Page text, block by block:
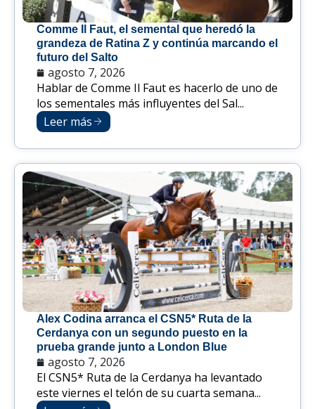
Comme Il Faut, el semental que heredó la
grandeza de Ratina Z y continúa marcando el
futuro del Salto
agosto 7, 2026
Hablar de Comme Il Faut es hacerlo de uno de
los sementales más influyentes del Sal...
Leer más
Alex Codina arranca el CSN5* Ruta de la
Cerdanya con un segundo puesto en la
prueba grande junto a London Blue
agosto 7, 2026
El CSN5* Ruta de la Cerdanya ha levantado
este viernes el telón de su cuarta semana...